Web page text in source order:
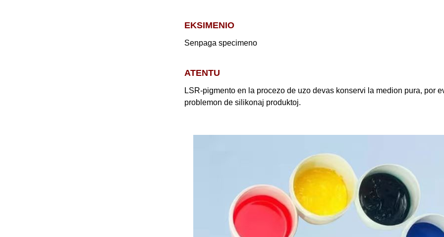
EKSIMENIO
Senpaga specimeno
ATENTU
LSR-pigmento en la procezo de uzo devas konservi la medion pura, por
problemon de silikonaj produktoj.